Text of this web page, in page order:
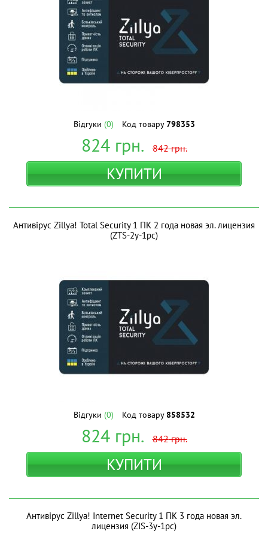
Відгуки (0) Код товару798353
824грн. 842грн.
КУПИТИ
Антивірус Zillya! Total Security 1 ПК 2 года новая эл. лицензия
(ZTS-2y-1pc)
Відгуки (0) Код товару858532
824грн. 842грн.
КУПИТИ
Антивірус Zillya! Internet Security 1 ПК 3 года новая эл.
лицензия (ZIS-3y-1pc)